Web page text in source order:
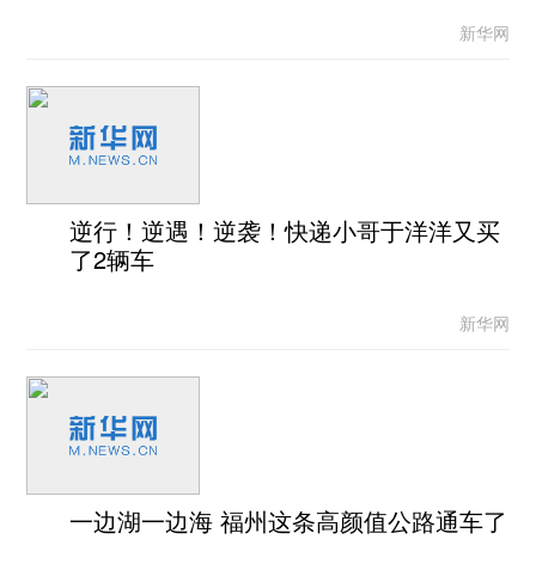
新华网
逆行！逆遇！逆袭！快递小哥于洋洋又买
了2辆车
新华网
一边湖一边海 福州这条高颜值公路通车了